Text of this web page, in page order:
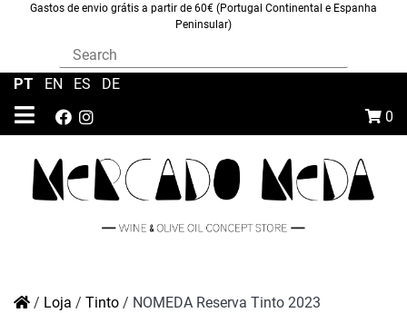
Gastos de envio grátis a partir de 60€ (Portugal Continental e Espanha
Peninsular)
0
PT EN ES DE
/ Loja / Tinto / NOMEDA Reserva Tinto 2023